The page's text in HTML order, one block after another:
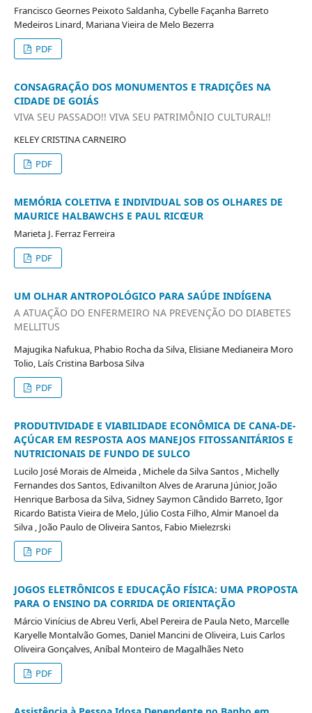
Francisco Geornes Peixoto Saldanha, Cybelle Façanha Barreto
Medeiros Linard, Mariana Vieira de Melo Bezerra
PDF
CONSAGRAÇÃO DOS MONUMENTOS E TRADIÇÕES NA
CIDADE DE GOIÁS
VIVA SEU PASSADO!! VIVA SEU PATRIMÔNIO CULTURAL!!
KELEY CRISTINA CARNEIRO
PDF
MEMÓRIA COLETIVA E INDIVIDUAL SOB OS OLHARES DE
MAURICE HALBAWCHS E PAUL RICŒUR
Marieta J. Ferraz Ferreira
PDF
UM OLHAR ANTROPOLÓGICO PARA SAÚDE INDÍGENA
A ATUAÇÃO DO ENFERMEIRO NA PREVENÇÃO DO DIABETES
MELLITUS
Majugika Nafukua, Phabio Rocha da Silva, Elisiane Medianeira Moro
Tolio, Laís Cristina Barbosa Silva
PDF
PRODUTIVIDADE E VIABILIDADE ECONÔMICA DE CANA-DE-
AÇÚCAR EM RESPOSTA AOS MANEJOS FITOSSANITÁRIOS E
NUTRICIONAIS DE FUNDO DE SULCO
Lucilo José Morais de Almeida , Michele da Silva Santos , Michelly
Fernandes dos Santos, Edivanilton Alves de Araruna Júnior, João
Henrique Barbosa da Silva, Sidney Saymon Cândido Barreto, Igor
Ricardo Batista Vieira de Melo, Júlio Costa Filho, Almir Manoel da
Silva , João Paulo de Oliveira Santos, Fabio Mielezrski
PDF
JOGOS ELETRÔNICOS E EDUCAÇÃO FÍSICA: UMA PROPOSTA
PARA O ENSINO DA CORRIDA DE ORIENTAÇÃO
Márcio Vinícius de Abreu Verli, Abel Pereira de Paula Neto, Marcelle
Karyelle Montalvão Gomes, Daniel Mancini de Oliveira, Luis Carlos
Oliveira Gonçalves, Aníbal Monteiro de Magalhães Neto
PDF